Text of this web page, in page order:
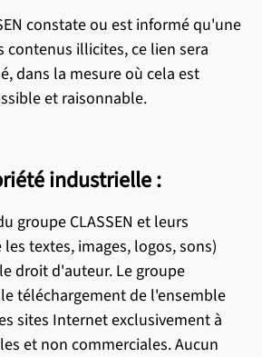
constate ou est informé qu'une
contenus illicites, ce lien sera
dans la mesure où cela est
et raisonnable.
industrielle :
groupe CLASSEN et leurs
textes, images, logos, sons)
droit d'auteur. Le groupe
le téléchargement de l'ensemble
sites Internet exclusivement à
et non commerciales. Aucun